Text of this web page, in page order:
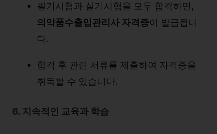
필기시험과 실기시험을 모두 합격하면,
의약품수출입관리사 자격증이 발급됩니
다.
합격 후 관련 서류를 제출하여 자격증을
취득할 수 있습니다.
6. 지속적인 교육과 학습